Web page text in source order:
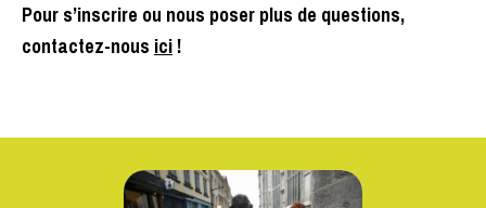
Pour s’inscrire ou nous poser plus de questions,
contactez-nous ici!